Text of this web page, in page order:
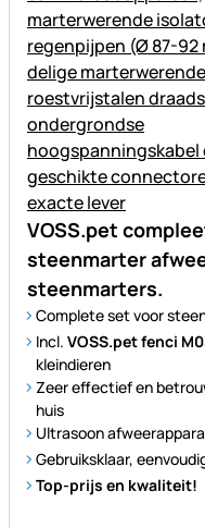
VOSS.pet
steenmarter
steenmarters.
Complete set voor
Incl. VOSS.pet fenci
kleindieren
Zeer effectief en
huis
Ultrasoon
Gebruiksklaar,
Top-prijs en kwaliteit!